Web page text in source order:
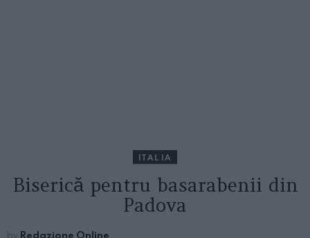
ITALIA
Biserică pentru basarabenii din
Padova
by Redazione Online